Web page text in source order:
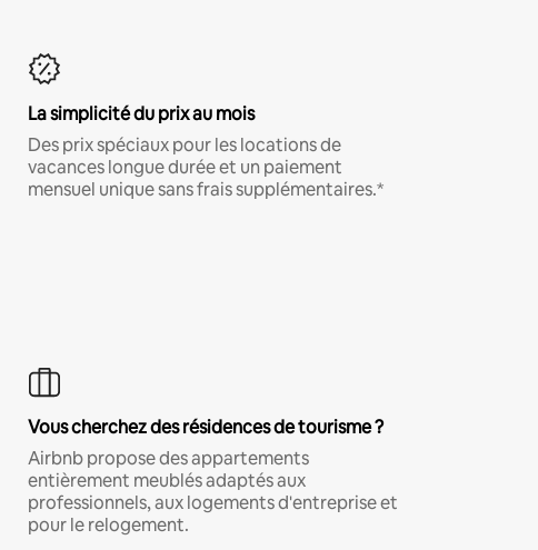
La simplicité du prix au mois
Des prix spéciaux pour les locations de
vacances longue durée et un paiement
mensuel unique sans frais supplémentaires.*
Vous cherchez des résidences de tourisme ?
Airbnb propose des appartements
entièrement meublés adaptés aux
professionnels, aux logements d'entreprise et
pour le relogement.